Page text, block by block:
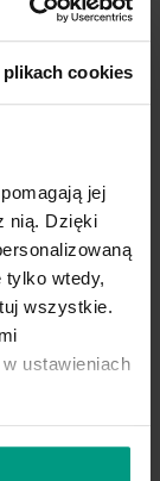
plikach cookies
jej
nią. Dzięki
tylko wtedy,
wszystkie.
ustawieniach